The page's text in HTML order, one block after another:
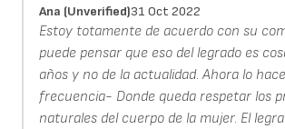
Ana (unverified)31 Oct 2022
Estoy totamente de acuerdo con su
puede pensar que eso del legrado es
años y no de la actualidad. Ahora lo
frecuencia- Donde queda respetar los
naturales del cuerpo de la mujer. El